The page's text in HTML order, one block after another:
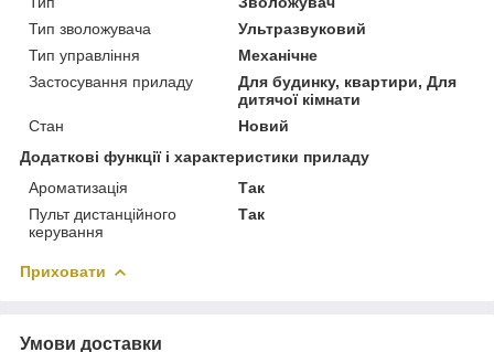
Тип зволожувача
Ультразвуковий
Тип управління
Механічне
Застосування приладу
Для будинку, квартири, Для
дитячої кімнати
Стан
Новий
Додаткові функції і характеристики приладу
Ароматизація
Так
Пульт дистанційного
керування
Так
Приховати
Умови доставки